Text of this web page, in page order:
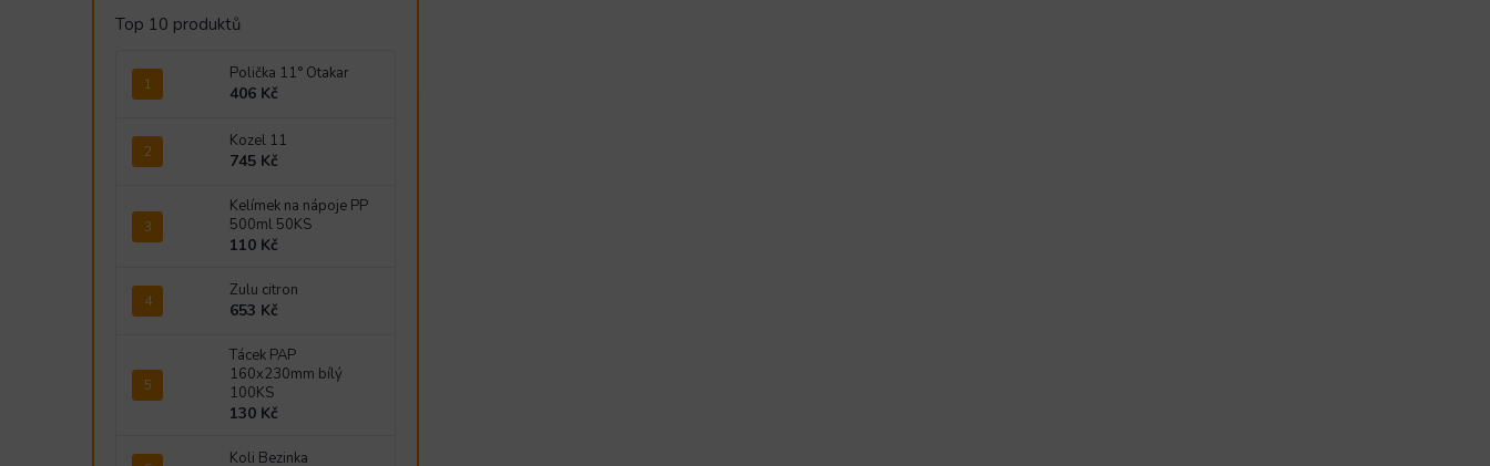
Top 10 produktů
Polička 11° Otakar
406 Kč
Kozel 11
745 Kč
Kelímek na nápoje PP
500ml 50KS
110 Kč
Zulu citron
653 Kč
Tácek PAP
160x230mm bílý
100KS
130 Kč
Koli Bezinka